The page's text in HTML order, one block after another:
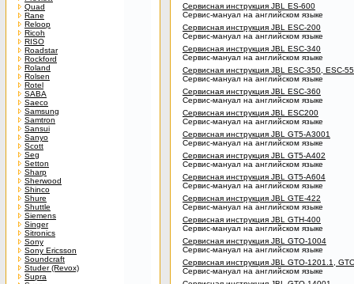
Quad
Rane
Reloop
Ricoh
RISO
Roadstar
Rockford
Roland
Rolsen
Rotel
SABA
Saeco
Samsung
Samtron
Sansui
Sanyo
Scott
Seg
Setton
Sharp
Sherwood
Shinco
Shure
Shuttle
Siemens
Singer
Sitronics
Sony
Sony Ericsson
Soundcraft
Studer (Revox)
Supra
Сервисная инструкция JBL ES-600
Сервис-мануал на английском языке
Сервисная инструкция JBL ESC-200
Сервис-мануал на английском языке
Сервисная инструкция JBL ESC-340
Сервис-мануал на английском языке
Сервисная инструкция JBL ESC-350, ESC-
Сервис-мануал на английском языке
Сервисная инструкция JBL ESC-360
Сервис-мануал на английском языке
Сервисная инструкция JBL ESC200
Сервис-мануал на английском языке
Сервисная инструкция JBL GT5-A3001
Сервис-мануал на английском языке
Сервисная инструкция JBL GT5-A402
Сервис-мануал на английском языке
Сервисная инструкция JBL GT5-A604
Сервис-мануал на английском языке
Сервисная инструкция JBL GTE-422
Сервис-мануал на английском языке
Сервисная инструкция JBL GTH-400
Сервис-мануал на английском языке
Сервисная инструкция JBL GTO-1004
Сервис-мануал на английском языке
Сервисная инструкция JBL GTO-1201.1,
Сервис-мануал на английском языке